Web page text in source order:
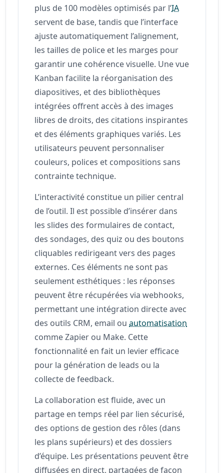
plus de 100 modèles optimisés par l’IA
servent de base, tandis que l’interface
ajuste automatiquement l’alignement,
les tailles de police et les marges pour
garantir une cohérence visuelle. Une vue
Kanban facilite la réorganisation des
diapositives, et des bibliothèques
intégrées offrent accès à des images
libres de droits, des citations inspirantes
et des éléments graphiques variés. Les
utilisateurs peuvent personnaliser
couleurs, polices et compositions sans
contrainte technique.
L’interactivité constitue un pilier central
de l’outil. Il est possible d’insérer dans
les slides des formulaires de contact,
des sondages, des quiz ou des boutons
cliquables redirigeant vers des pages
externes. Ces éléments ne sont pas
seulement esthétiques : les réponses
peuvent être récupérées via webhooks,
permettant une intégration directe avec
des outils CRM, email ouautomatisation
comme Zapier ou Make. Cette
fonctionnalité en fait un levier efficace
pour la génération de leads ou la
collecte de feedback.
La collaboration est fluide, avec un
partage en temps réel par lien sécurisé,
des options de gestion des rôles (dans
les plans supérieurs) et des dossiers
d’équipe. Les présentations peuvent être
diffusées en direct, partagées de façon